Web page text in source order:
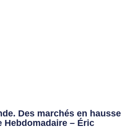
Des marchés en hausse
Hebdomadaire – Éric